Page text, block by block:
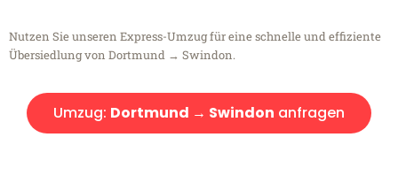
Nutzen Sie unseren Express-Umzug für eine schnelle und effiziente
Übersiedlung von Dortmund → Swindon.
Umzug: Dortmund → Swindon anfragen